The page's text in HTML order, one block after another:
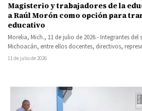
Magisterio y trabajadores de la
a Raúl Morón como opción para
educativo
Morelia, Mich., 11 de julio de 2026.- Integrantes
Michoacán, entre ellos docentes, directivos,
11 de julio de 2026